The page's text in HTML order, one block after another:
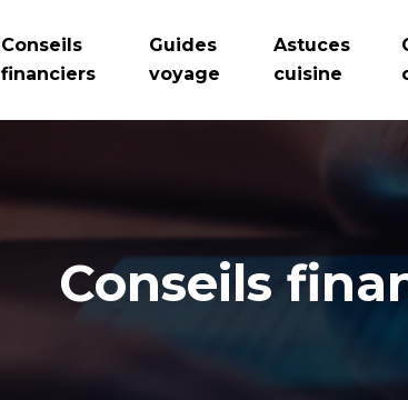
Conseils
financiers
Guides
voyage
Astuces
cuisine
Conseils